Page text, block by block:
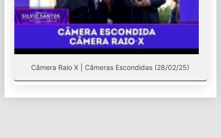
Câmera Raio X | Câmeras Escondidas (28/02/25)